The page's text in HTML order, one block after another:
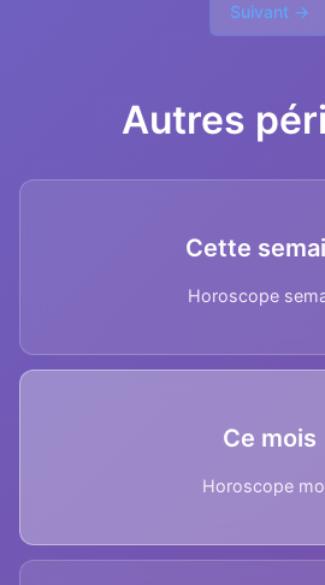
Suivant →
Autres
Cette
Horoscope
Ce mois
Horoscope